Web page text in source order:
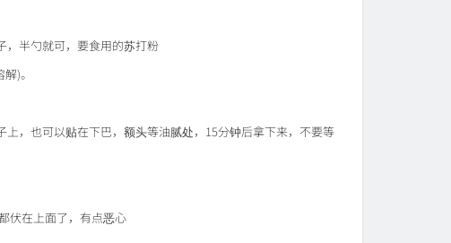
，半勺就可，要食用的苏打粉
)。
，也可以贴在下巴，额头等油腻处，15分钟后拿下来，不要等
伏在上面了，有点恶心